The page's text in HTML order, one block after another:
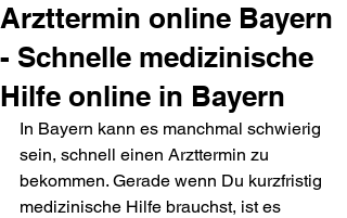
Arzttermin online Bayern
- Schnelle medizinische
Hilfe online in Bayern
In Bayern kann es manchmal schwierig
sein, schnell einen Arzttermin zu
bekommen. Gerade wenn Du kurzfristig
medizinische Hilfe brauchst, ist es